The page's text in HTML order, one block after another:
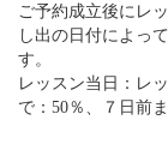
ご予約成立後にレ
し出の日付によっ
す。
レッスン当日：レ
で：50％、７日前